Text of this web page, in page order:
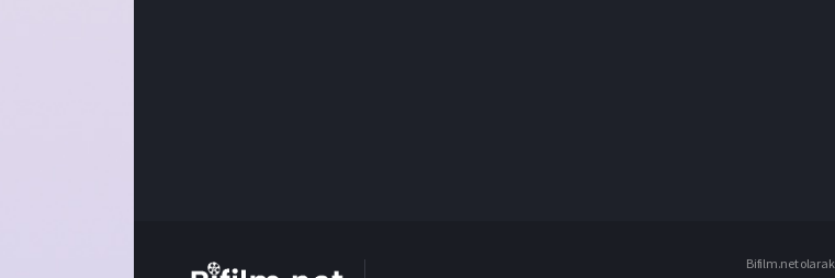
Bifilm.net olarak